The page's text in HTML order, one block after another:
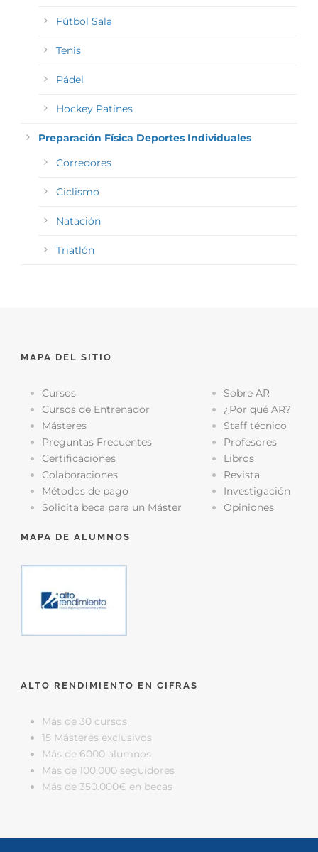
Fútbol Sala
Tenis
Pádel
Hockey Patines
Preparación Física Deportes Individuales
Corredores
Ciclismo
Natación
Triatlón
MAPA DEL SITIO
Cursos
Cursos de Entrenador
Másteres
Preguntas Frecuentes
Certificaciones
Colaboraciones
Métodos de pago
Solicita beca para un Máster
Sobre AR
¿Por qué AR?
Staff técnico
Profesores
Libros
Revista
Investigación
Opiniones
MAPA DE ALUMNOS
ALTO RENDIMIENTO EN CIFRAS
Más de 30 cursos
15 Másteres exclusivos
Más de 6000 alumnos
Más de 100.000 seguidores
Más de 350.000€ en becas